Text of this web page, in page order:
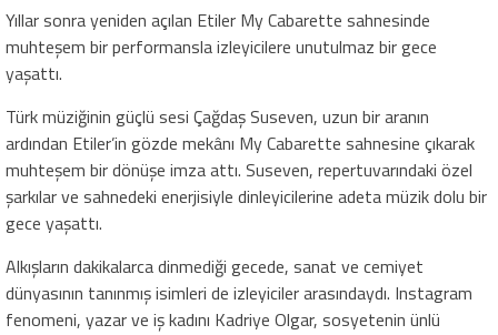
Yıllar sonra yeniden açılan Etiler My Cabarette sahnesinde
muhteşem bir performansla izleyicilere unutulmaz bir gece
yaşattı.
Türk müziğinin güçlü sesi Çağdaş Suseven, uzun bir aranın
ardından Etiler’in gözde mekânı My Cabarette sahnesine çıkarak
muhteşem bir dönüşe imza attı. Suseven, repertuvarındaki özel
şarkılar ve sahnedeki enerjisiyle dinleyicilerine adeta müzik dolu bir
gece yaşattı.
Alkışların dakikalarca dinmediği gecede, sanat ve cemiyet
dünyasının tanınmış isimleri de izleyiciler arasındaydı. Instagram
fenomeni, yazar ve iş kadını Kadriye Olgar, sosyetenin ünlü